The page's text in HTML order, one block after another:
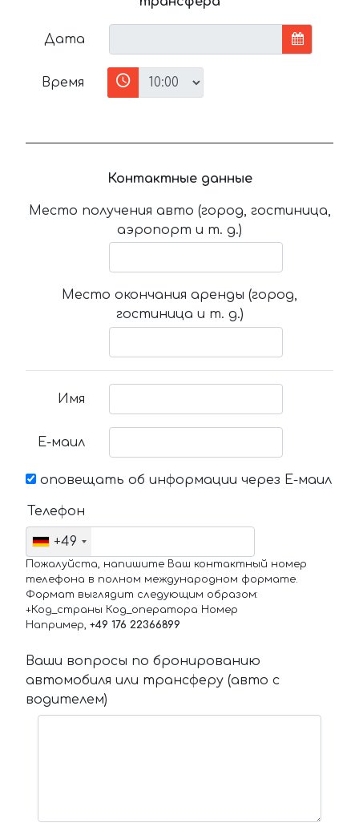
Дата
Время
Контактные данные
Место получения авто (город, гостиница,
аэропорт и т. д.)
Место окончания аренды (город,
гостиница и т. д.)
Имя
Е-маил
оповещать об информации через Е-маил
Телефон
+49
Пожалуйста, напишите Ваш контактный номер
телефона в полном международном формате.
Формат выглядит следующим образом:
+Код_страны Код_оператора Номер
Например, +49 176 22366899
Ваши вопросы по бронированию
автомобиля или трансферу (авто с
водителем)